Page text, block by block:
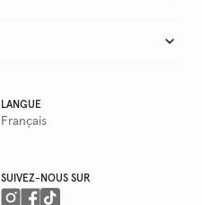
LANGUE
Français
SUIVEZ-NOUS SUR